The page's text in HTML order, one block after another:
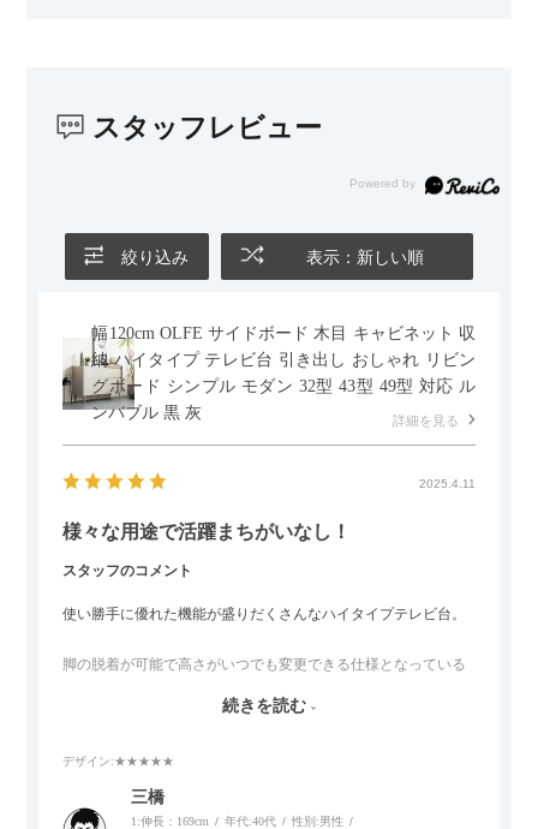
また、カウチのように足を伸ばしてくつろげるスタイルが理想
かせるため、普段はカウチとして使い、来客時には離してスツ
す。
スタッフレビュー
絞り込み 表示：新しい順
幅120cm OLFE サイドボード 木目 キャビネット 収
納 ハイタイプ テレビ台 引き出し おしゃれ リビン
グボード シンプル モダン 32型 43型 49型 対応 ル
ンバブル 黒 灰
詳細を見る
2025.4.11
様々な用途で活躍まちがいなし！
スタッフのコメント
使い勝手に優れた機能が盛りだくさんなハイタイプテレビ台。
脚の脱着が可能で高さがいつでも変更できる仕様となっている
また、補助テーブルとして使用可能なスライドテーブルや収納
内部にもプリンターなどが置けるスライド棚板がついているの
でテレビ台以外にもオフィスなどでの収納家具やリビングでの
続きを読む
デザイン:★★★★★
三橋
1:伸長：169cm 年代:40代 性別:男性